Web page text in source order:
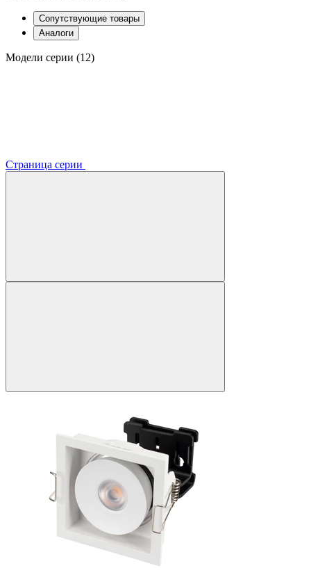
Сопутствующие товары
Аналоги
Модели серии (12)
Страница серии